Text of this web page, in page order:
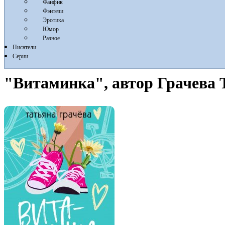
Фанфик
Фэнтези
Эротика
Юмор
Разное
Писатели
Серии
"Витаминка", автор Грачева